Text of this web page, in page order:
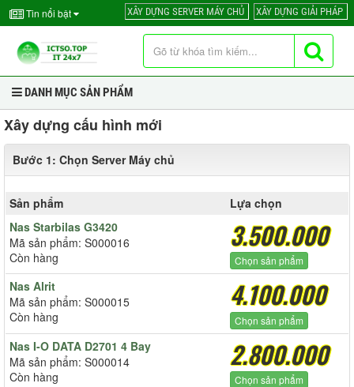
Tin nổi bật XÂY DỰNG SERVER MÁY CHỦ XÂY DỰNG GIẢI PHÁP
DANH MỤC SẢN PHẨM
Xây dựng cấu hình mới
Bước 1: Chọn Server Máy chủ
Sản phẩm
Lựa chọn
Nas Starbilas G3420
Mã sản phẩm: S000016
Còn hàng
3.500.000
Chọn sản phẩm
Nas Alrit
Mã sản phẩm: S000015
Còn hàng
4.100.000
Chọn sản phẩm
Nas I-O DATA D2701 4 Bay
Mã sản phẩm: S000014
Còn hàng
2.800.000
Chọn sản phẩm